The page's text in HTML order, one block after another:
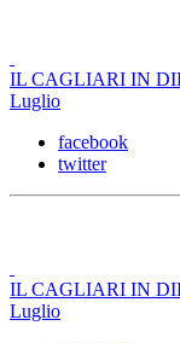
IL CAGLIARI IN
Luglio
facebook
twitter
IL CAGLIARI IN
Luglio